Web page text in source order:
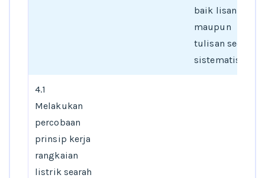
baik lisan
maupun
tulisan secara
sistematis
4.1
Melakukan
percobaan
prinsip kerja
rangkaian
listrik searah